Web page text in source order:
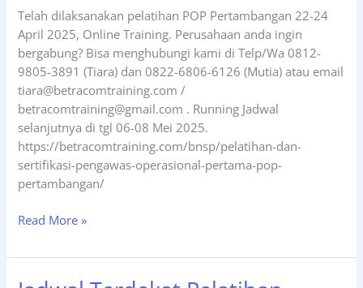
Agustus
2025,
Online
Training
Telah dilaksanakan pelatihan POP Pertambangan 22-24
April 2025, Online Training. Perusahaan anda ingin
bergabung? Bisa menghubungi kami di Telp/Wa 0812-
9805-3891 (Tiara) dan 0822-6806-6126 (Mutia) atau email
tiara@betracomtraining.com /
betracomtraining@gmail.com . Running Jadwal
selanjutnya di tgl 06-08 Mei 2025.
https://betracomtraining.com/bnsp/pelatihan-dan-
sertifikasi-pengawas-operasional-pertama-pop-
pertambangan/
POP
Tgl
Read More »